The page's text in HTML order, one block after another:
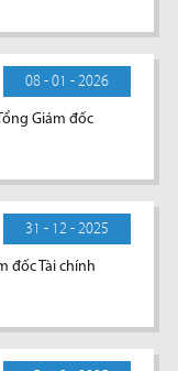
08 - 01 - 2026
Giám đốc
31 - 12 - 2025
đốc Tài chính